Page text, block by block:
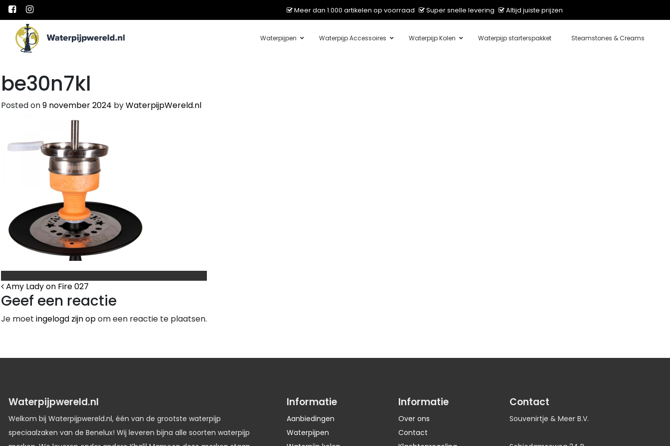
Meer dan 1.000 artikelen op voorraad Super snelle levering Altijd juiste prijzen
Main Navigation Waterpijpen Waterpijp Accessoires Waterpijp Kolen Waterpijp starterspakket Steamstones & Creams
be30n7kl
Posted on9 november 2024 byWaterpijpWereld.nl
Bericht Navigatie
Amy Lady on Fire 027
Geef een reactie
Je moet ingelogd zijn opom een reactie te plaatsen.
Waterpijpwereld.nl
Welkom bij Waterpijpwereld.nl, één van de grootste waterpijp
speciaalzaken van de Benelux! Wij leveren bijna alle soorten waterpijp
Informatie
Aanbiedingen
Waterpijpen
Informatie
Over ons
Contact
Contact
Souvenirtje & Meer B.V.